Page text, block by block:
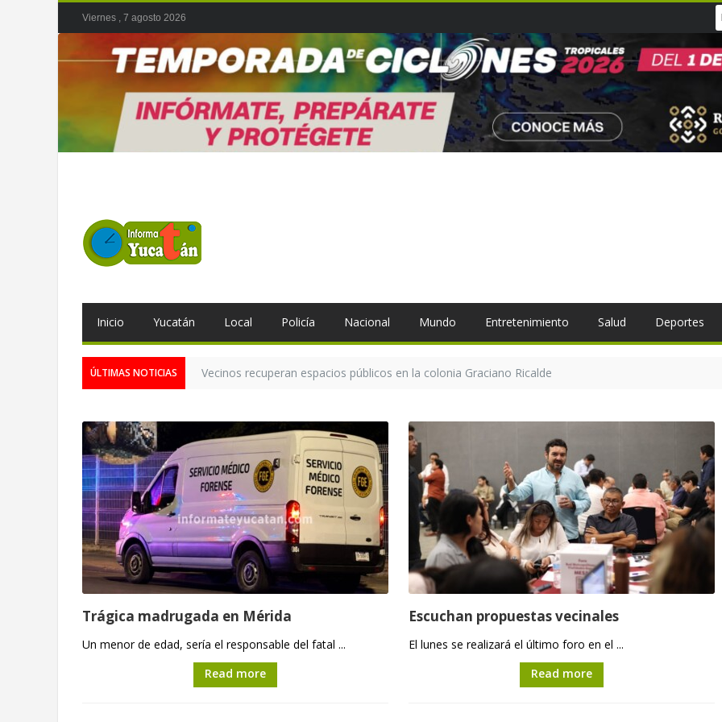
Viernes , 7 agosto 2026
Inicio Yucatán Local Policía Nacional Mundo Entretenimiento Salud Deportes
ÚLTIMAS NOTICIAS Vecinos recuperan espacios públicos en la colonia Graciano Ricalde
Trágica madrugada en Mérida
Un menor de edad, sería el responsable del fatal ...
Read more
Escuchan propuestas vecinales
El lunes se realizará el último foro en el ...
Read more